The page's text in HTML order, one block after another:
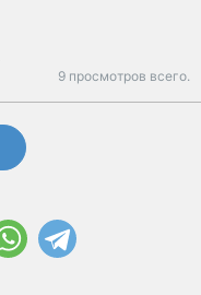
9 просмотров всего.